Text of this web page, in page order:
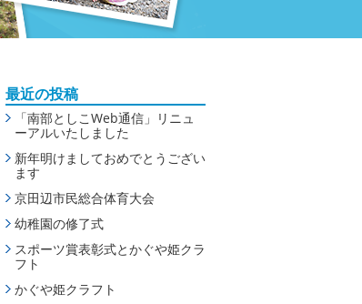
最近の投稿
「南部としこWeb通信」リニュ
ーアルいたしました
新年明けましておめでとうござい
ます
京田辺市民総合体育大会
幼稚園の修了式
スポーツ賞表彰式とかぐや姫クラ
フト
かぐや姫クラフト